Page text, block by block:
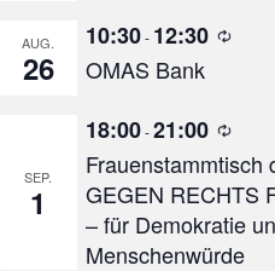
nr
n
AUG.
26
10:30- 12:30
W
r
o
l
u
n
OMAS Bank
SEP.
1
18:00-21:00
W
e
e
r
h
o
Frauenstammtisch
GEGEN RECHTS
– für Demokratie
Menschenwürde